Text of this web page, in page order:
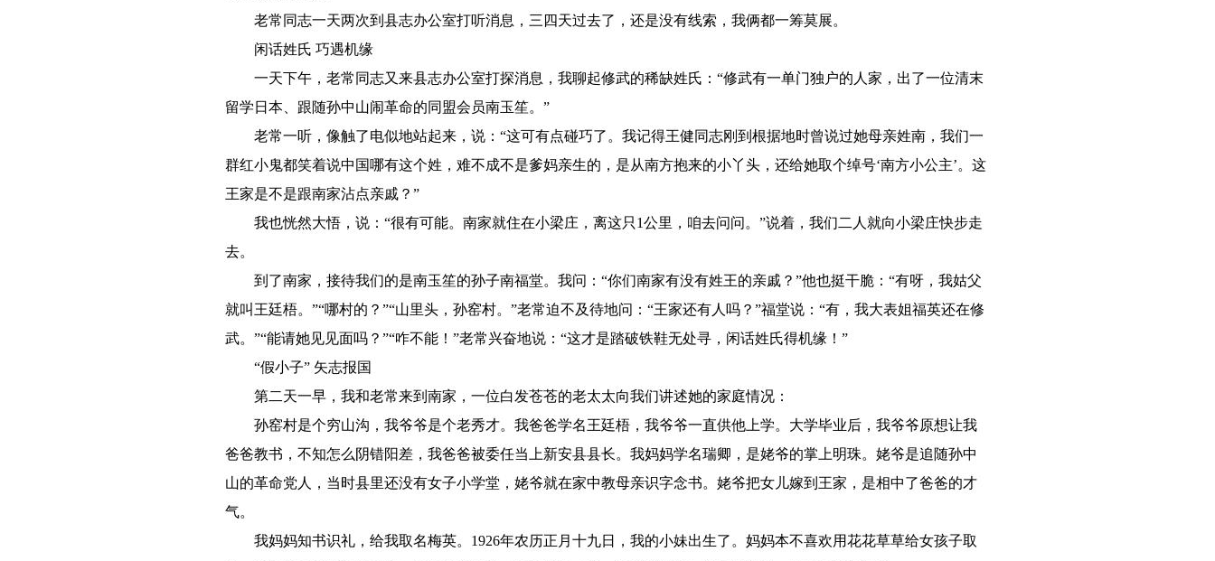
老常同志一天两次到县志办公室打听消息，三四天过去了，还是没有线索，我俩都一筹莫展。
闲话姓氏 巧遇机缘
一天下午，老常同志又来县志办公室打探消息，我聊起修武的稀缺姓氏：“修武有一单门独户的人家，出了一位清末
留学日本、跟随孙中山闹革命的同盟会员南玉笙。”
老常一听，像触了电似地站起来，说：“这可有点碰巧了。我记得王健同志刚到根据地时曾说过她母亲姓南，我们一
群红小鬼都笑着说中国哪有这个姓，难不成不是爹妈亲生的，是从南方抱来的小丫头，还给她取个绰号‘南方小公主’。这
王家是不是跟南家沾点亲戚？”
我也恍然大悟，说：“很有可能。南家就住在小梁庄，离这只1公里，咱去问问。”说着，我们二人就向小梁庄快步走
去。
到了南家，接待我们的是南玉笙的孙子南福堂。我问：“你们南家有没有姓王的亲戚？”他也挺干脆：“有呀，我姑父
就叫王廷梧。”“哪村的？”“山里头，孙窑村。”老常迫不及待地问：“王家还有人吗？”福堂说：“有，我大表姐福英还在修
武。”“能请她见见面吗？”“咋不能！”老常兴奋地说：“这才是踏破铁鞋无处寻，闲话姓氏得机缘！”
“假小子” 矢志报国
第二天一早，我和老常来到南家，一位白发苍苍的老太太向我们讲述她的家庭情况：
孙窑村是个穷山沟，我爷爷是个老秀才。我爸爸学名王廷梧，我爷爷一直供他上学。大学毕业后，我爷爷原想让我
爸爸教书，不知怎么阴错阳差，我爸爸被委任当上新安县县长。我妈妈学名瑞卿，是姥爷的掌上明珠。姥爷是追随孙中
山的革命党人，当时县里还没有女子小学堂，姥爷就在家中教母亲识字念书。姥爷把女儿嫁到王家，是相中了爸爸的才
气。
我妈妈知书识礼，给我取名梅英。1926年农历正月十九日，我的小妹出生了。妈妈本不喜欢用花花草草给女孩子取